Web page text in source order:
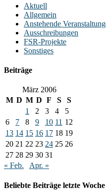
Aktuell
Allgemein
Anstehende
Ausschreibungen
FSR-Projekte
Sonstiges
Beiträge
März 2006
M D M D F S
S
1
2 3 4
5
6
7 8 9 10 11 12
13 14 15 16 17 18 19
20 21 22 23 24 25 26
27 28 29 30 31
« Feb.
Apr. »
Beliebte Beiträge letzte Woche